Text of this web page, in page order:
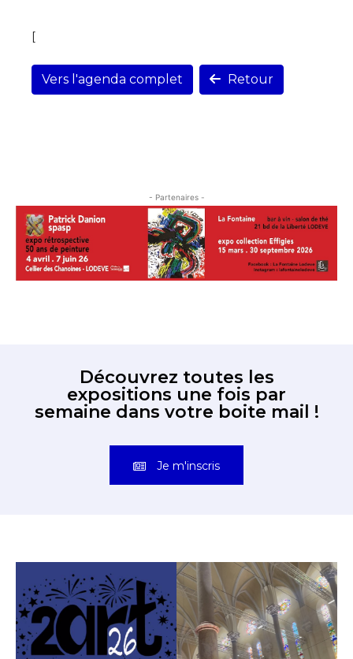
[
Vers l'agenda complet Retour
- Partenaires -
Découvrez toutes les
expositions une fois par
semaine dans votre boite mail !
Je m'inscris